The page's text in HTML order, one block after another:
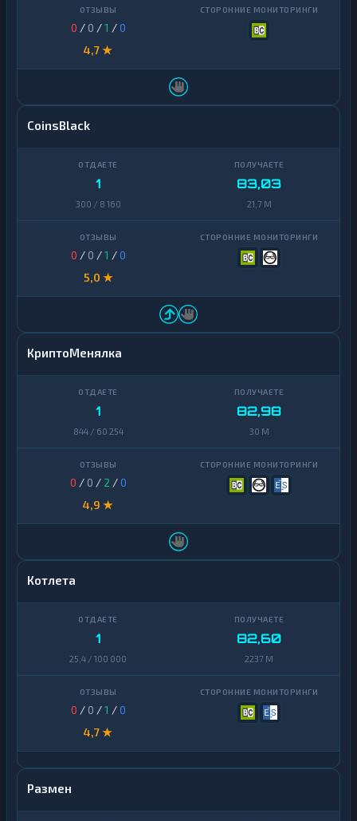
0 / 0 /1 /0
4,7 ★
CoinsBlack
1
300 / 8 160
83,03
21,7 M
0 / 0 /1 /0
5,0 ★
КриптоМенялка
1
844 / 60 254
82,98
30 M
0 / 0 / 2 /0
4,9 ★
Котлета
1
25,4 / 100 000
82,60
2237 M
0 / 0 /1 /0
4,7 ★
Размен